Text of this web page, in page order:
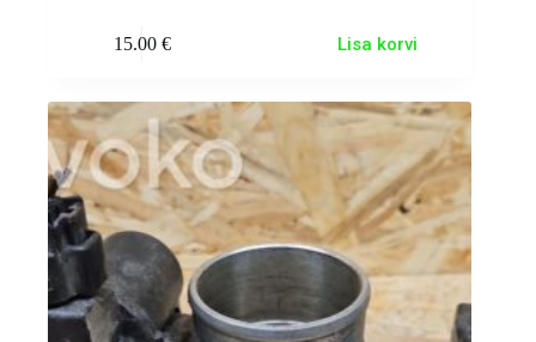
15.00 € Lisa korvi